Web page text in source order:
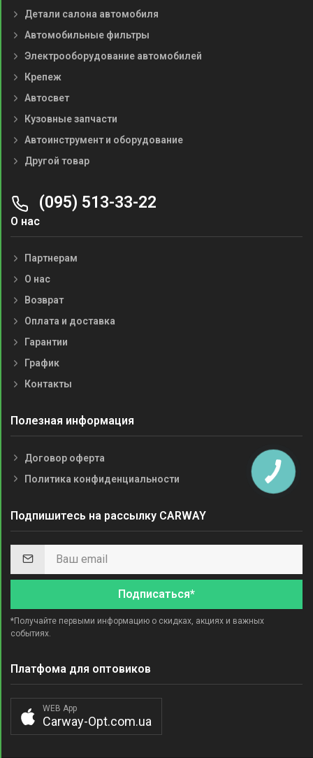
Детали салона автомобиля
Автомобильные фильтры
Электрооборудование автомобилей
Крепеж
Автосвет
Кузовные запчасти
Автоинструмент и оборудование
Другой товар
(095) 513-33-22
О нас
Партнерам
О нас
Возврат
Оплата и доставка
Гарантии
График
Контакты
Полезная информация
Договор оферта
Политика конфиденциальности
Подпишитесь на рассылку CARWAY
Подписаться*
*Получайте первыми информацию о скидках, акциях и важных
событиях.
Платфома для оптовиков
WEB App
Carway-Opt.com.ua